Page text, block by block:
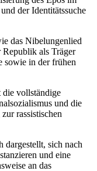
der Identitätssuche
das Nibelungenlied
Republik als Träger
sowie in der frühen
die vollständige
und die
rassistischen
dargestellt, sich nach
und eine
an das